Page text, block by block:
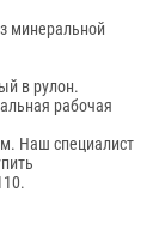
минеральной
в рулон.
рабочая
Наш специалист